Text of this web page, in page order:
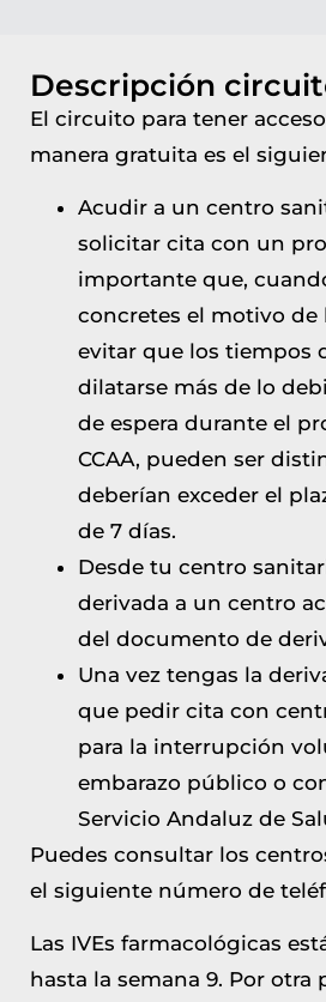
Descripción
El circuito para tener
manera gratuita es el
Acudir a un centro
solicitar cita con un
importante que,
concretes el motivo de
evitar que los tiempos
dilatarse más de lo
de espera durante el
CCAA, pueden ser
deberían exceder el
de 7 días.
Desde tu centro
derivada a un centro
del documento de
Una vez tengas la
que pedir cita con
para la interrupción
embarazo público o
Servicio Andaluz de
Puedes consultar los
el siguiente número de
Las IVEs farmacológicas
hasta la semana 9. Por otra